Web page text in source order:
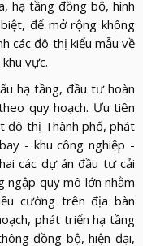
hạ tầng đồng bộ, hình
để mở rộng không
các đô thị kiểu mẫu về
vực.
hạ tầng, đầu tư hoàn
quy hoạch. Ưu tiên
đô thị Thành phố, phát
- khu công nghiệp -
các dự án đầu tư cải
ngập quy mô lớn nhằm
cường trên địa bàn
phát triển hạ tầng
đồng bộ, hiện đại,